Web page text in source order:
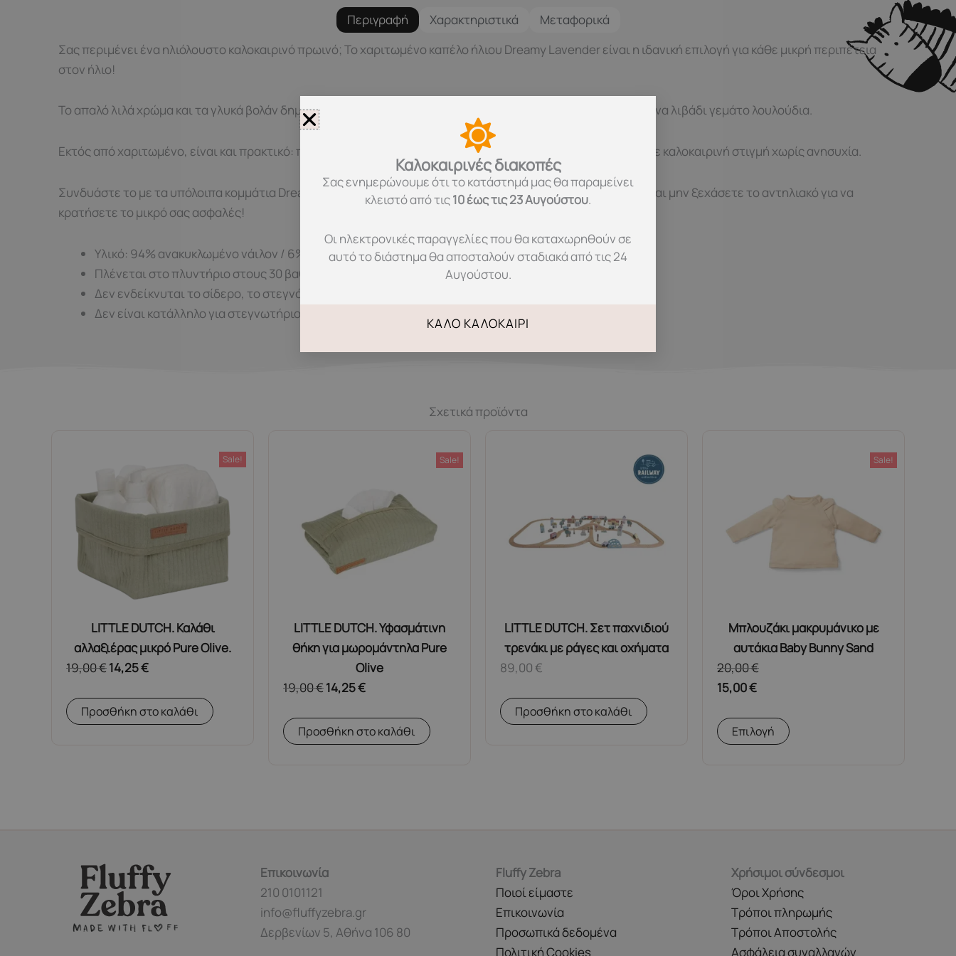
Περιγραφή Χαρακτηριστικά
Μεταφορικά
Σας περιμένει ένα ηλιόλουστο καλοκαιρινό πρωινό; Το χαριτωμένο καπέλο ήλιου Dreamy Lavender είναι η ιδανική επιλογή για κάθε μικρή περιπέτεια
στον ήλιο!
Το απαλό λιλά χρώμα και τα γλυκά βολάν δημιουργούν μια ονειρική εμφάνιση, σαν να τρέχει το παιδί σας σε ένα λιβάδι γεμάτο λουλούδια.
Εκτός από χαριτωμένο, είναι και πρακτικό: προστατεύει το κεφάλι από τον ήλιο, ώστε να απολαμβάνετε κάθε καλοκαιρινή στιγμή χωρίς ανησυχία.
Συνδυάστε το με τα υπόλοιπα κομμάτια Dreamy Lavender για ένα μαγικό καλοκαιρινό σύνολο στην παραλία. Και μην ξεχάσετε το αντηλιακό για να
κρατήσετε το μικρό σας ασφαλές!
Υλικό: 94% ανακυκλωμένο νάιλον / 6% ελαστάνη.
Πλένεται στο πλυντήριο στους 30 βαθμούς σε ήπιο πρόγραμμα.
Δεν ενδείκνυται τo σίδερο, το στεγνό καθάρισμα και η χρήση λευκαντικού.
Δεν είναι κατάλληλο για στεγνωτήριο.
Σχετικά προϊόντα
Sale!
LITTLE DUTCH. Καλάθι
αλλαξιέρας μικρό Pure Olive.
19,00€14,25€
Προσθήκη στο καλάθι
Sale!
LITTLE DUTCH. Υφασμάτινη
θήκη για μωρομάντηλα Pure
Olive
19,00€14,25€
Προσθήκη στο καλάθι
LITTLE DUTCH. Σετ παχνιδιού
τρενάκι με ράγες και οχήματα
89,00€
Προσθήκη στο καλάθι
Sale!
Μπλουζάκι μακρυμάνικο με
αυτάκια Baby Bunny Sand
20,00€
15,00€
Επιλογή
μπορούν
να
επιλεγούν
στη
Επικοινωνία
210 0101121
info@fluffyzebra.gr
Δερβενίων 5, Αθήνα 106 80
Fluffy Zebra
Ποιοί είμαστε
Επικοινωνία
Προσωπικά δεδομένα
Πολιτική Cookies
Χρήσιμοι σύνδεσμοι
Όροι Χρήσης
Τρόποι πληρωμής
Τρόποι Αποστολής
Ασφάλεια συναλλαγών
Καλοκαιρινές διακοπές
Σας ενημερώνουμε ότι το κατάστημά μας θα παραμείνει
κλειστό από τις10 έως τις 23 Αυγούστου.
Οι ηλεκτρονικές παραγγελίες που θα καταχωρηθούν σε
αυτό το διάστημα θα αποσταλούν σταδιακά από τις 24
Αυγούστου.
ΚΑΛΌ ΚΑΛΟΚΑΊΡΙ